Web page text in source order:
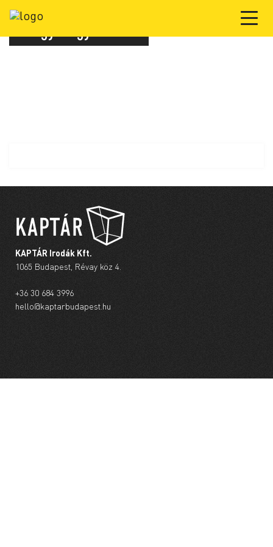
Nagy tárgyaló – L
KAPTÁR Irodák Kft.
1065 Budapest, Révay köz 4.
+36 30 684 3996
hello@kaptarbudapest.hu